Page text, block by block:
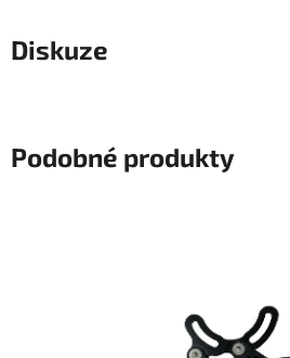
Diskuze
Podobné produkty